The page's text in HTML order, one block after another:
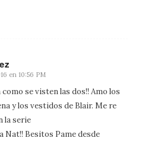
en 10:56 PM
se visten las dos!! Amo los
y los vestidos de Blair. Me re
la serie
Nat!! Besitos Pame desde